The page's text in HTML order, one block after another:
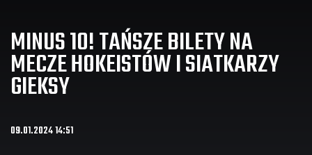
MINUS 10! TAŃSZE BILETY NA
MECZE HOKEISTÓW I SIATKARZY
GIEKSY
09.01.2024 14:51